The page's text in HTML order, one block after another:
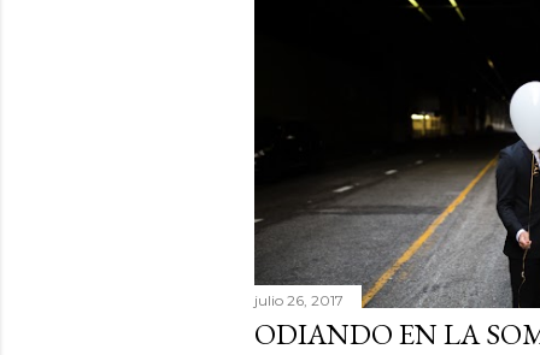
julio 26, 2017
ODIANDO EN LA